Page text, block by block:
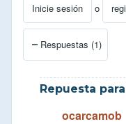
Inicie sesión o
Respuestas (1)
Repuesta
ocarcamob